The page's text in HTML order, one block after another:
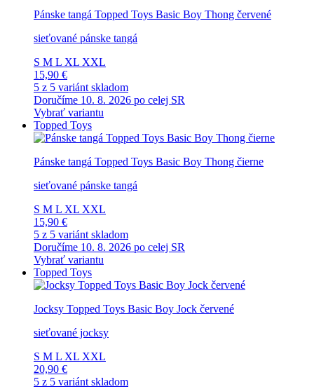
Pánske tangá Topped Toys Basic Boy Thong červené
sieťované pánske tangá
S M L XL XXL
15,90 €
5 z 5 variánt skladom
Doručíme 10. 8. 2026 po celej SR
Vybrať variantu
Topped Toys
Pánske tangá Topped Toys Basic Boy Thong čierne
sieťované pánske tangá
S M L XL XXL
15,90 €
5 z 5 variánt skladom
Doručíme 10. 8. 2026 po celej SR
Vybrať variantu
Topped Toys
Jocksy Topped Toys Basic Boy Jock červené
sieťované jocksy
S M L XL XXL
20,90 €
5 z 5 variánt skladom